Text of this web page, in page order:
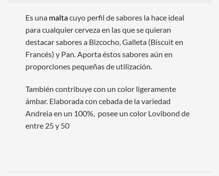
Es una maltacuyo perfil de sabores la hace ideal
para cualquier cerveza en las que se quieran
destacar sabores a Bizcocho, Galleta (Biscuit en
Francés) y Pan. Aporta éstos sabores aún en
proporciones pequeñas de utilización.
También contribuye con un color ligeramente
ámbar. Elaborada con cebada de la variedad
Andreia en un 100%, posee un color Lovibond de
entre 25 y 50